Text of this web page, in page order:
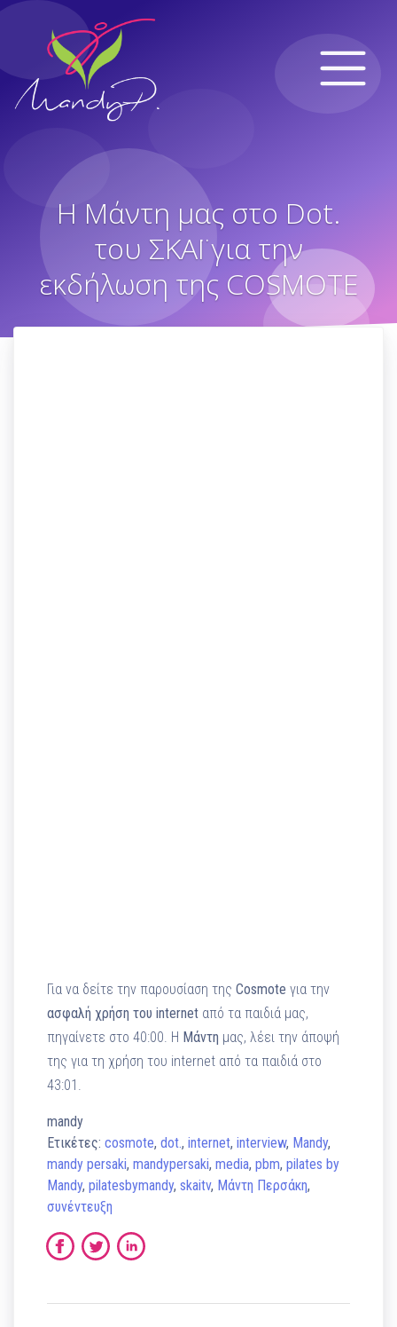
Η Μάντη μας στο Dot.
του ΣΚΑΪ για την
εκδήλωση της COSMOTE
Για να δείτε την παρουσίαση τηςCosmote για την
ασφαλή χρήση του internet από τα παιδιά μας,
πηγαίνετε στο 40:00. Η Μάντη μας, λέει την άποψή
της για τη χρήση του internet από τα παιδιά στο
43:01.
mandy
Ετικέτες:cosmote,dot.,internet,interview, Mandy,
mandy persaki,mandypersaki,media,pbm,pilates by
Mandy,pilatesbymandy,skaitv, Μάντη Περσάκη,
συνέντευξη